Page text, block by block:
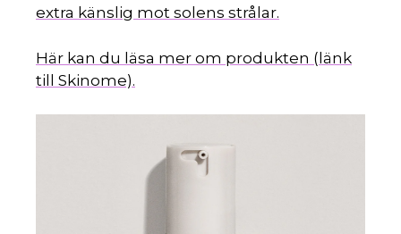
extra känslig mot solens strålar.
Här kan du läsa mer om produkten (länk
till Skinome).